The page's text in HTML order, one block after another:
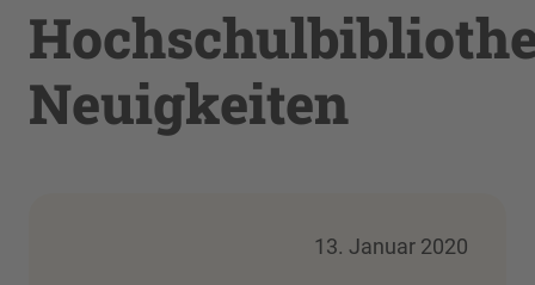
Neuigkeiten
13. Januar 2020